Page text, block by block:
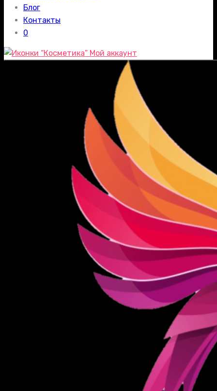
Блог
Контакты
0
Мой аккаунт